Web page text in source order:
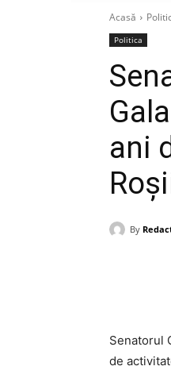
Acasă
Politica
ani
By
Senatorul
de